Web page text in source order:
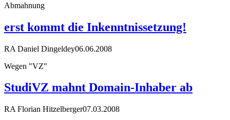
Abmahnung
erst kommt die Inkenntnissetzung!
RA Daniel Dingeldey06.06.2008
Wegen "VZ"
StudiVZ mahnt Domain-Inhaber ab
RA Florian Hitzelberger07.03.2008